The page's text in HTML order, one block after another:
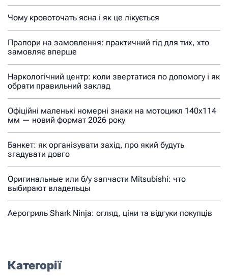
Чому кровоточать ясна і як це лікується
Прапори на замовлення: практичний гід для тих, хто
замовляє вперше
Наркологічний центр: коли звертатися по допомогу і як
обрати правильний заклад
Офіційні маленькі номерні знаки на мотоцикл 140х114
мм — новий формат 2026 року
Банкет: як організувати захід, про який будуть
згадувати довго
Оригинальные или б/у запчасти Mitsubishi: что
выбирают владельцы
Аерогриль Shark Ninja: огляд, ціни та відгуки покупців
Категорії